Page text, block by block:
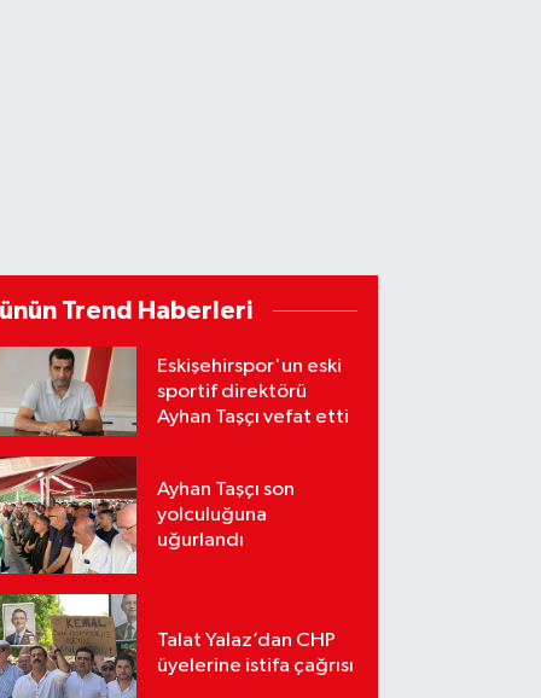
Trend Haberleri
Eskişehirspor'un eski
sportif direktörü
Ayhan Taşçı vefat etti
Ayhan Taşçı son
yolculuğuna
uğurlandı
Talat Yalaz’dan CHP
üyelerine istifa çağrısı